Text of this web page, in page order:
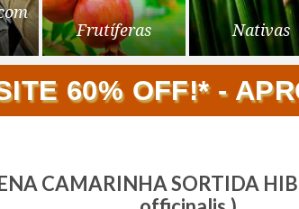
Frutíferas Nativas
60% OFF!* -
CAMARINHA SORTIDA